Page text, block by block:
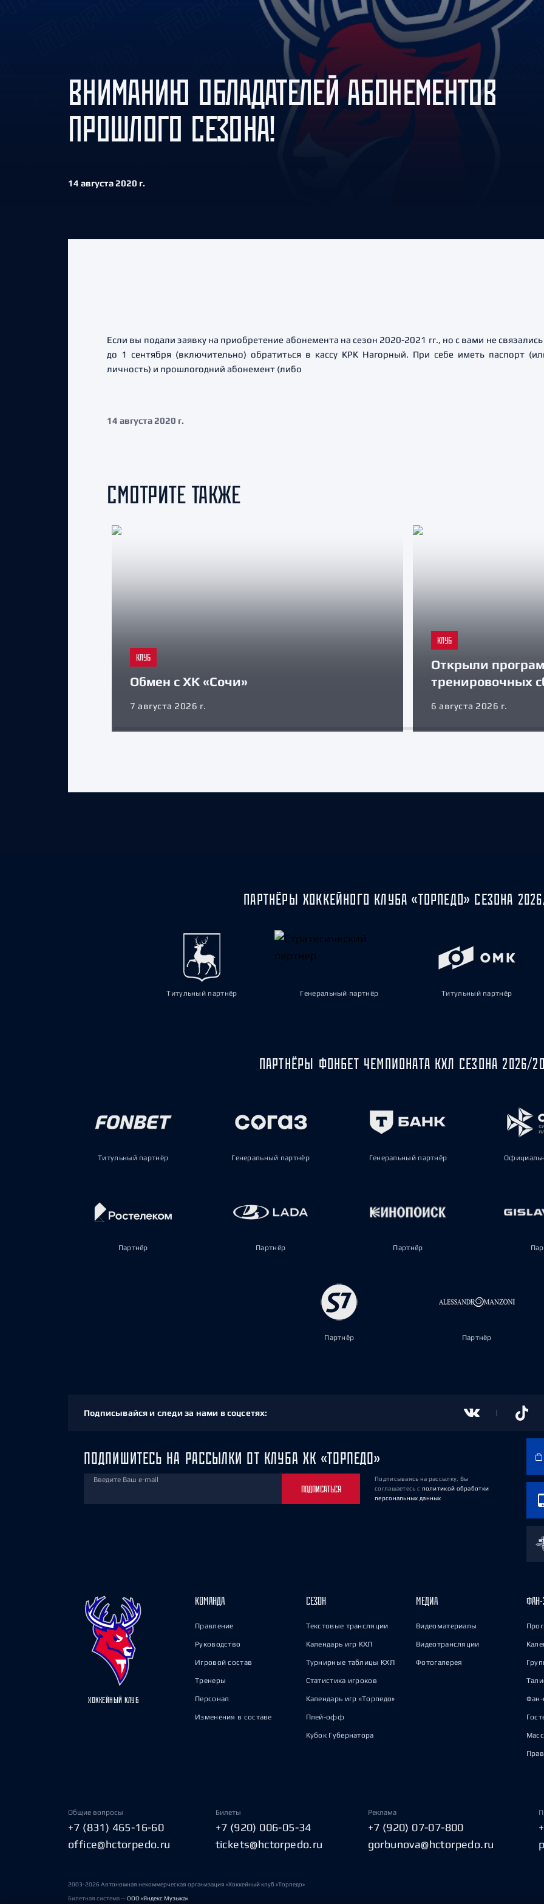
Амур
Барыс
Салават Юлаев
Сибирь
ВНИМАНИЮ ОБЛАДАТЕЛЕЙ АБОНЕМЕНТОВ
ПРОШЛОГО СЕЗОНА!
14 августа 2020 г.
Если вы подали заявку на приобретение абонемента на сезон 2020-2021 гг., но с вами не
до 1 сентября (включительно) обратиться в кассу КРК Нагорный. При себе иметь паспорт
личность) и прошлогодний абонемент (либо
14 августа 2020 г.
СМОТРИТЕ ТАКЖЕ
КЛУБ
Обмен с ХК «Сочи»
7 августа 2026 г.
КЛУБ
Открыли
тренировочных
6 августа 2026 г.
ПАРТНЁРЫ ХОККЕЙНОГО КЛУБА «ТОРПЕДО» СЕЗОНА
Титульный партнёр Генеральный партнёр Титульный партнёр
ПАРТНЁРЫ ФОНБЕТ ЧЕМПИОНАТА КХЛ СЕЗОНА 2026/
Титульный партнёр Генеральный партнёр Генеральный партнёр
Партнёр Партнёр Партнёр
Партнёр Партнёр
Подписывайся и следи за нами в соцсетях:
ПОДПИШИТЕСЬ НА РАССЫЛКИ ОТ КЛУБА ХК «ТОРПЕДО»
Введите Ваш e-mail
ПОДПИСАТЬСЯ
Подписываясь на рассылку, Вы
соглашаетесь с политикой обработки
персональных данных
ХОККЕЙНЫЙ КЛУБ
КОМАНДА
Правление
Руководство
Игровой состав
Тренеры
Персонал
Изменения в составе
СЕЗОН
Текстовые трансляции
Календарь игр КХЛ
Турнирные таблицы КХЛ
Статистика игроков
Календарь игр «Торпедо»
Плей-офф
Кубок Губернатора
МЕДИА
Видеоматериалы
Видеотрансляции
Фотогалерея
ФАН-
Фан-
Общие вопросы
+7 (831) 465-16-60
office@hctorpedo.ru
Билеты
+7 (920) 006-05-34
tickets@hctorpedo.ru
Реклама
+7 (920) 07-07-800
gorbunova@hctorpedo.ru
2003-2026 Автономная некоммерческая организация «Хоккейный клуб «Торпедо»
Билетная система —ООО «Яндекс Музыка»